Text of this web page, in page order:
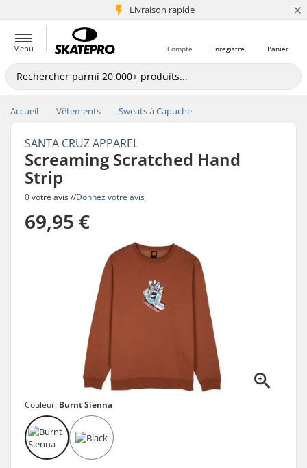
Livraison rapide
+5 mio de clients ×
Menu Panier
Enregistré
Compte
Accueil Vêtements Sweats à Capuche
SANTA CRUZ APPAREL
Screaming Scratched Hand
Strip
0 votre avis //Donnez votre avis
69,95 €
Couleur: Burnt Sienna